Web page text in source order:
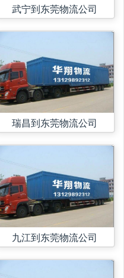
武宁到东莞物流公司
瑞昌到东莞物流公司
九江到东莞物流公司